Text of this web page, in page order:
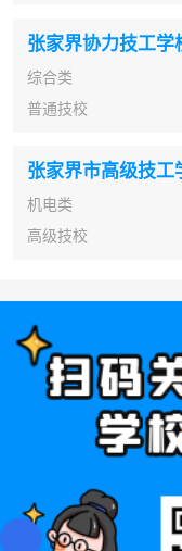
张家界协力技工学
综合类
普通技校
张家界市高级技工
机电类
高级技校